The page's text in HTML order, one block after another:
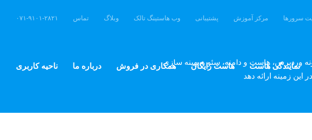
ناحیه کاربری درباره ما همکاری در فروش هاست رایگان نمایندگی هاست
۰۷۱-۹۱۰۱-۲۸۲۱ تماس وبلاگ وب هاستینگ تالک پشتیبانی مرکز آموزش سرورها
وردپرس، هاست و دامنه، سئو و بهینه سازی